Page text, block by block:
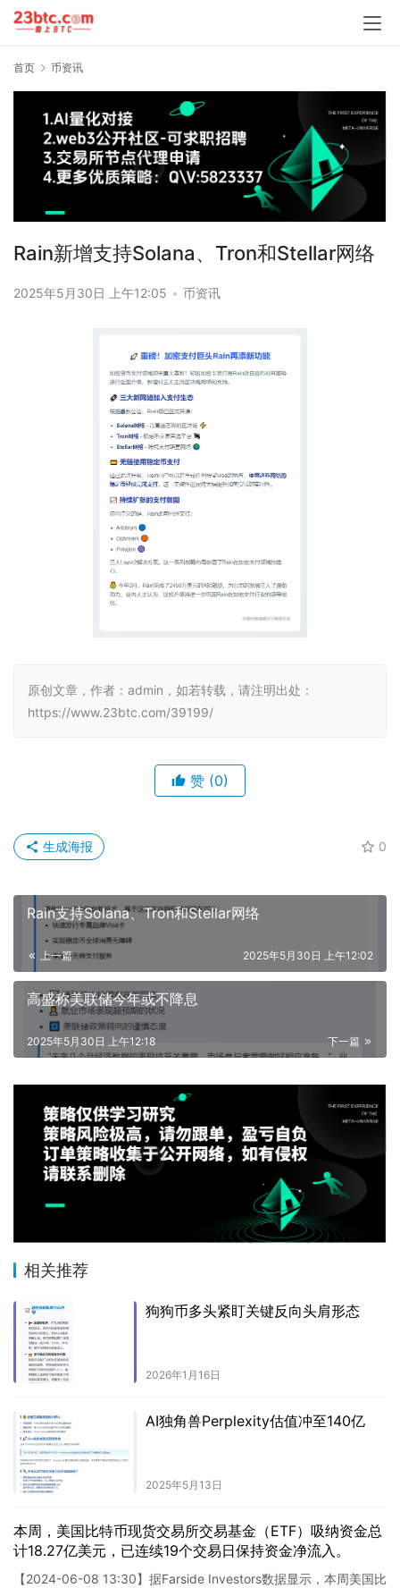
首页 币资讯
Rain新增支持Solana、Tron和Stellar网络
2025年5月30日 上午12:05 • 币资讯
原创文章，作者：admin，如若转载，请注明出处：
https://www.23btc.com/39199/
赞 (0)
0
生成海报
Rain支持Solana、Tron和Stellar网络
上一篇 2025年5月30日 上午12:02
高盛称美联储今年或不降息
下一篇
2025年5月30日 上午12:18
相关推荐
狗狗币多头紧盯关键反向头肩形态
2026年1月16日
AI独角兽Perplexity估值冲至140亿
2025年5月13日
本周，美国比特币现货交易所交易基金（ETF）吸纳资金总
计18.27亿美元，已连续19个交易日保持资金净流入。
【2024-06-08 13:30】据Farside Investors数据显示，本周美国比